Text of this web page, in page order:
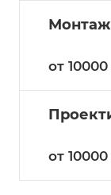
Монтаж
от 10000
от 10000